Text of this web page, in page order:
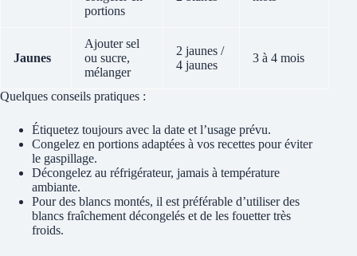
portions
Jaunes
Ajouter sel
ou sucre,
mélanger
2 jaunes /
4 jaunes
3 à 4 mois
Quelques conseils pratiques :
Étiquetez toujours avec la date et l’usage prévu.
Congelez en portions adaptées à vos recettes pour éviter
le gaspillage.
Décongelez au réfrigérateur, jamais à température
ambiante.
Pour des blancs montés, il est préférable d’utiliser des
blancs fraîchement décongelés et de les fouetter très
froids.